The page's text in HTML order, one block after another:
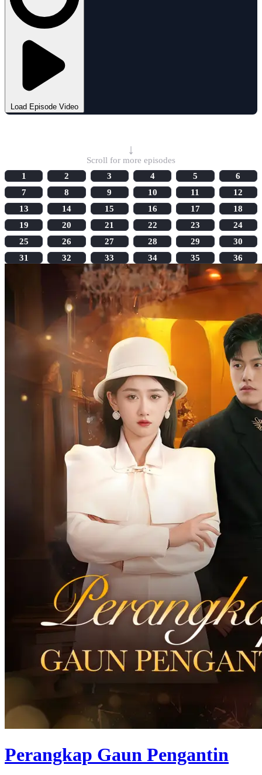
Load Episode Video
↓
Scroll for more episodes
1
2 3 4 5
6
7
8 9 10 11
12
13
14 15 16 17
18
19
20 21 22 23
24
25
26 27 28 29
30
31
32 33 34 35 36
Perangkap Gaun Pengantin